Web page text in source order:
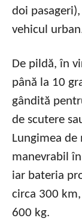
doi
vehicul
De pildă, în
până la 10
gândită
de scutere
Lungimea de
manevrabil
iar bateria
circa 300
600 kg.